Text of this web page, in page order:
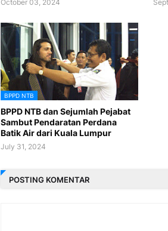
October 03, 2024
BPPD NTB
BPPD NTB dan Sejumlah Pejabat
Sambut Pendaratan Perdana
Batik Air dari Kuala Lumpur
July 31, 2024
POSTING KOMENTAR